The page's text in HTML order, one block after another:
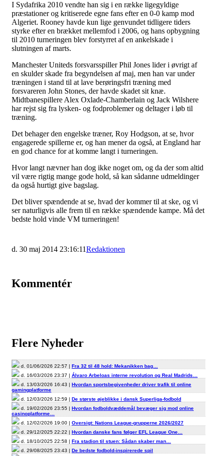
I Sydafrika 2010 vendte han sig i en række ligegyldige
præstationer og kritiserede egne fans efter en 0-0 kamp mod
Algeriet. Rooney havde kun lige genvundet tidligere tiders
styrke efter en brækket mellemfod i 2006, og hans opbygning
til 2010 turneringen blev forstyrret af en ankelskade i
slutningen af marts.
Manchester Uniteds forsvarsspiller Phil Jones lider i øvrigt af
en skulder skade fra begyndelsen af maj, men han var under
træningen i stand til at lave berøringsfri træning med
forsvareren John Stones, der havde skadet sit knæ.
Midtbanespillere Alex Oxlade-Chamberlain og Jack Wilshere
har rejst sig fra lysken- og fodproblemer og deltager i løb til
træning.
Det behager den engelske træner, Roy Hodgson, at se, hvor
engagerede spillerne er, og han mener da også, at England har
en god chance for at komme langt i turneringen.
Hvor langt nævner han dog ikke noget om, og da der som altid
vil være rigtig mange gode hold, så kan sådanne udmeldinger
da også hurtigt give bagslag.
Det bliver spændende at se, hvad der kommer til at ske, og vi
ser naturligvis alle frem til en række spændende kampe. Må det
bedste hold vinde VM turneringen!
d. 30 maj 2014 23:16:11Redaktionen
Kommentér
Flere Nyheder
d. 01/06/2026 22:57 | Fra 32 til 48 hold: Mekanikken bag…
d. 16/03/2026 23:37 | Álvaro Arbeloas interne revolution og Real Madrids…
d. 13/03/2026 16:43 | Hvordan sportsbegivenheder driver trafik til online
gamingplatforme
d. 12/03/2026 12:59 | De største øjeblikke i dansk Superliga-fodbold
d. 19/02/2026 23:55 | Hvordan fodboldvæddemål bevæger sig mod online
casinoplatforme…
d. 12/02/2026 19:00 | Oversigt: Nations League-grupperne 2026/2027
d. 29/12/2025 22:22 | Hvordan danske fans følger EFL League One…
d. 18/10/2025 22:58 | Fra stadion til stuen: Sådan skaber man…
d. 29/08/2025 23:43 | De bedste fodbold-inspirerede spil